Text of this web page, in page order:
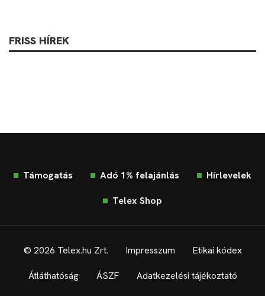
FRISS HÍREK
Támogatás Adó 1% felajánlás Hírlevelek
Telex Shop
© 2026 Telex.hu Zrt. Impresszum Etikai kódex
Átláthatóság ÁSZF Adatkezelési tájékoztató